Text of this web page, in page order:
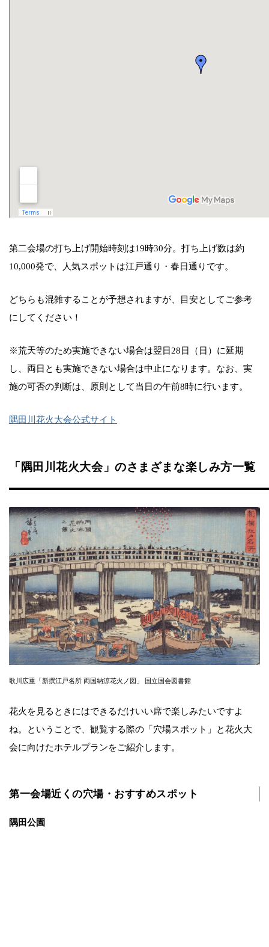
第二会場の打ち上げ開始時刻は19時30分。打ち上げ数は約
10,000発で、人気スポットは江戸通り・春日通りです。
どちらも混雑することが予想されますが、目安としてご参考
にしてください！
※荒天等のため実施できない場合は翌日28日（日）に延期
し、両日とも実施できない場合は中止になります。なお、実
施の可否の判断は、原則として当日の午前8時に行います。
隅田川花火大会公式サイト
「隅田川花火大会」のさまざまな楽しみ方一覧
歌川広重「新撰江戸名所 両国納涼花火ノ図」 国立国会図書館
花火を見るときにはできるだけいい席で楽しみたいですよ
ね。ということで、観覧する際の「穴場スポット」と花火大
会に向けたホテルプランをご紹介します。
第一会場近くの穴場・おすすめスポット
隅田公園